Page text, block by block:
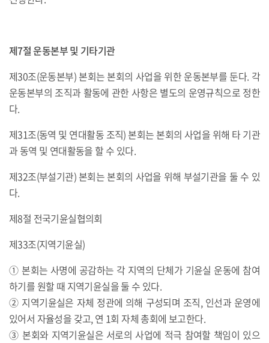
제7절 운동본부 및 기타기관
제30조(운동본부) 본회는 본회의 사업을 위한 운동본부를 둔다. 각
운동본부의 조직과 활동에 관한 사항은 별도의 운영규칙으로 정한
다.
제31조(동역 및 연대활동 조직) 본회는 본회의 사업을 위해 타 기관
과 동역 및 연대활동을 할 수 있다.
제32조(부설기관) 본회는 본회의 사업을 위해 부설기관을 둘 수 있
다.
제8절 전국기윤실협의회
제33조(지역기윤실)
① 본회는 사명에 공감하는 각 지역의 단체가 기윤실 운동에 참여
하기를 원할 때 지역기윤실을 둘 수 있다.
② 지역기윤실은 자체 정관에 의해 구성되며 조직, 인선과 운영에
있어서 자율성을 갖고, 연 1회 자체 총회에 보고한다.
③ 본회와 지역기윤실은 서로의 사업에 적극 참여할 책임이 있으